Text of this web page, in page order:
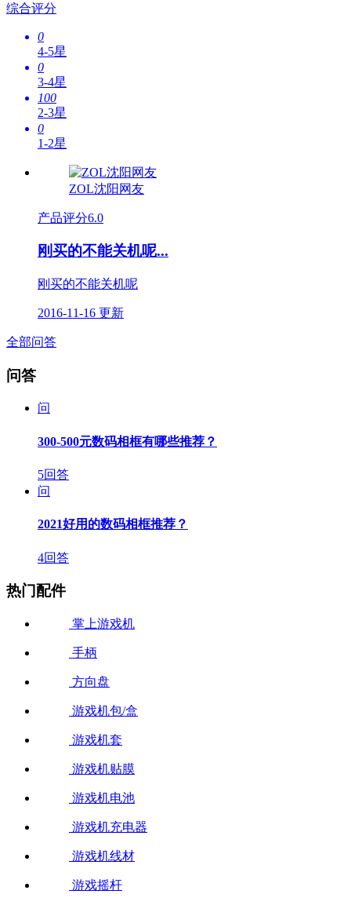
综合评分
0
4-5星
0
3-4星
100
2-3星
0
1-2星
ZOL沈阳网友
产品评分6.0
刚买的不能关机呢...
刚买的不能关机呢
2016-11-16 更新
全部问答
问答
问
300-500元数码相框有哪些推荐？
5回答
问
2021好用的数码相框推荐？
4回答
热门配件
掌上游戏机
手柄
方向盘
游戏机包/盒
游戏机套
游戏机贴膜
游戏机电池
游戏机充电器
游戏机线材
游戏摇杆